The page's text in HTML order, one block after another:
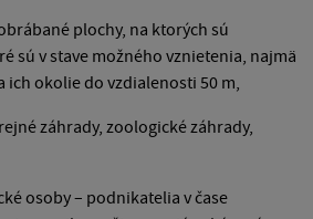
plochy, na ktorých sú
sú v stave možného vznietenia, najmä
okolie do vzdialenosti 50 m,
záhrady, zoologické záhrady,
osoby – podnikatelia v čase